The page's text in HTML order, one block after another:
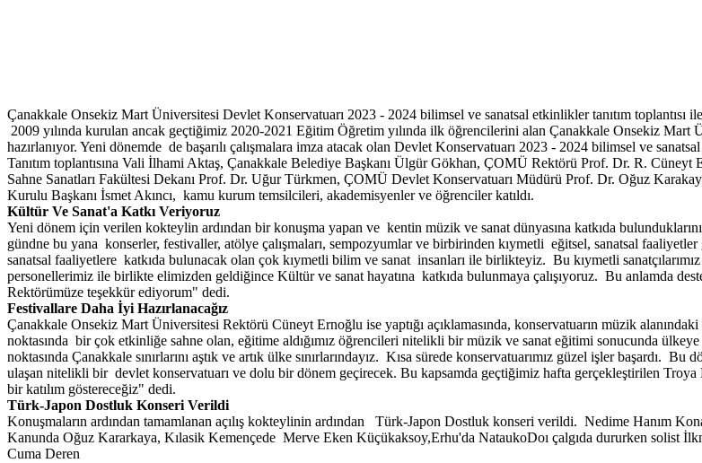
Çanakkale Onsekiz Mart Üniversitesi Devlet Konservatuarı 2023 - 2024 bilimsel ve sanatsal etkinlikler tanıtım toplantısı
2009 yılında kurulan ancak geçtiğimiz 2020-2021 Eğitim Öğretim yılında ilk öğrencilerini alan Çanakkale Onsekiz
hazırlanıyor. Yeni dönemde de başarılı çalışmalara imza atacak olan Devlet Konservatuarı 2023 - 2024 bilimsel ve
Tanıtım toplantısına Vali İlhami Aktaş, Çanakkale Belediye Başkanı Ülgür Gökhan, ÇOMÜ Rektörü Prof. Dr. R.
Sahne Sanatları Fakültesi Dekanı Prof. Dr. Uğur Türkmen, ÇOMÜ Devlet Konservatuarı Müdürü Prof. Dr. Oğuz
Kurulu Başkanı İsmet Akıncı, kamu kurum temsilcileri, akademisyenler ve öğrenciler katıldı.
Kültür Ve Sanat'a Katkı Veriyoruz
Yeni dönem için verilen kokteylin ardından bir konuşma yapan ve kentin müzik ve sanat dünyasına katkıda
gündne bu yana konserler, festivaller, atölye çalışmaları, sempozyumlar ve birbirinden kıymetli eğitsel, sanatsal
sanatsal faaliyetlere katkıda bulunacak olan çok kıymetli bilim ve sanat insanları ile birlikteyiz. Bu kıymetli
personellerimiz ile birlikte elimizden geldiğince Kültür ve sanat hayatına katkıda bulunmaya çalışıyoruz. Bu anlamda
Rektörümüze teşekkür ediyorum" dedi.
Festivallare Daha İyi Hazırlanacağız
Çanakkale Onsekiz Mart Üniversitesi Rektörü Cüneyt Ernoğlu ise yaptığı açıklamasında, konservatuarın müzik
noktasında bir çok etkinliğe sahne olan, eğitime aldığımız öğrencileri nitelikli bir müzik ve sanat eğitimi sonucunda
noktasında Çanakkale sınırlarını aştık ve artık ülke sınırlarındayız. Kısa sürede konservatuarımız güzel işler başardı.
ulaşan nitelikli bir devlet konservatuarı ve dolu bir dönem geçirecek. Bu kapsamda geçtiğimiz hafta gerçekleştirilen
bir katılım göstereceğiz" dedi.
Türk-Japon Dostluk Konseri Verildi
Konuşmaların ardından tamamlanan açılış kokteylinin ardından Türk-Japon Dostluk konseri verildi. Nedime Hanım
Kanunda Oğuz Kararkaya, Kılasik Kemençede Merve Eken Küçükaksoy,Erhu'da NataukoDoı çalgıda dururken solist
Cuma Deren